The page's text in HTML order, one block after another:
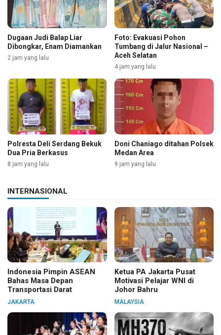
Dugaan Judi Balap Liar
Dibongkar, Enam Diamankan
2 jam yang lalu
Foto: Evakuasi Pohon
Tumbang di Jalur Nasional –
Aceh Selatan
4 jam yang lalu
Polresta Deli Serdang Bekuk
Dua Pria Berkasus
8 jam yang lalu
Doni Chaniago ditahan Polsek
Medan Area
9 jam yang lalu
INTERNASIONAL
Indonesia Pimpin ASEAN
Bahas Masa Depan
Transportasi Darat
JAKARTA
Ketua PA Jakarta Pusat
Motivasi Pelajar WNI di
Johor Bahru
MALAYSIA